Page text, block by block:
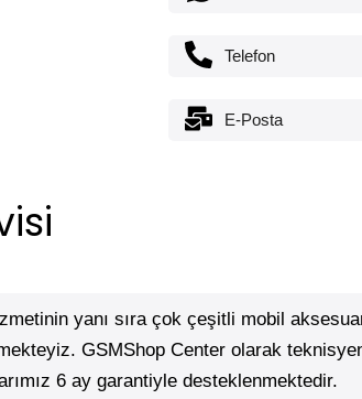
Telefon
E-Posta
yanı sıra çok çeşitli mobil
GSMShop Center olarak
6 ay garantiyle desteklenmektedir.